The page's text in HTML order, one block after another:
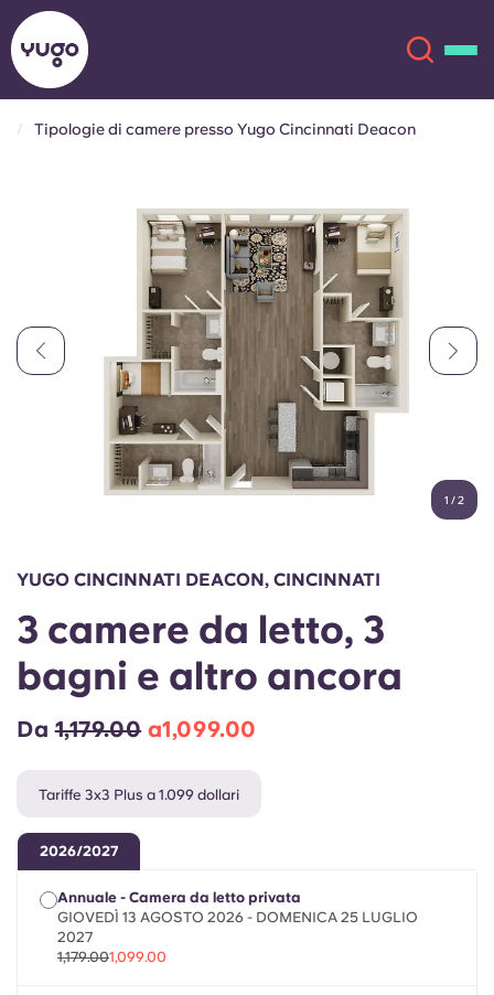
Account Lingua
Chinese
Español
English (US)
Chinese Español
Català Deutsch
Italian French
Portuguese
Tipologie di camere presso Yugo Cincinnati Deacon
1 /2
YUGO CINCINNATI DEACON, CINCINNATI
3 camere da letto, 3
bagni e altro ancora
Da1,179.00 a1,099.00
Tariffe 3x3 Plus a 1.099 dollari
2026/2027
Annuale - Camera da letto privata
GIOVEDÌ 13 AGOSTO 2026 - DOMENICA 25 LUGLIO
2027
1,179.001,099.00